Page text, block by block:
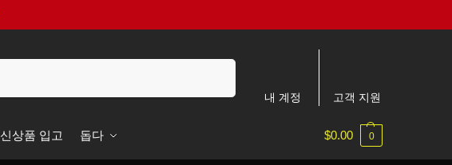
내 계정 고객 지원
신상품 입고 돕다 $0.00 0